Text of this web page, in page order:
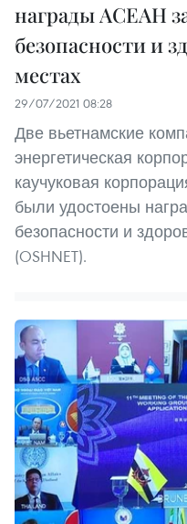
награды АСЕАН
безопасности и
местах
29/07/2021 08:28
Две вьетнамские
энергетическая
каучуковая
были удостоены
безопасности и
(OSHNET).